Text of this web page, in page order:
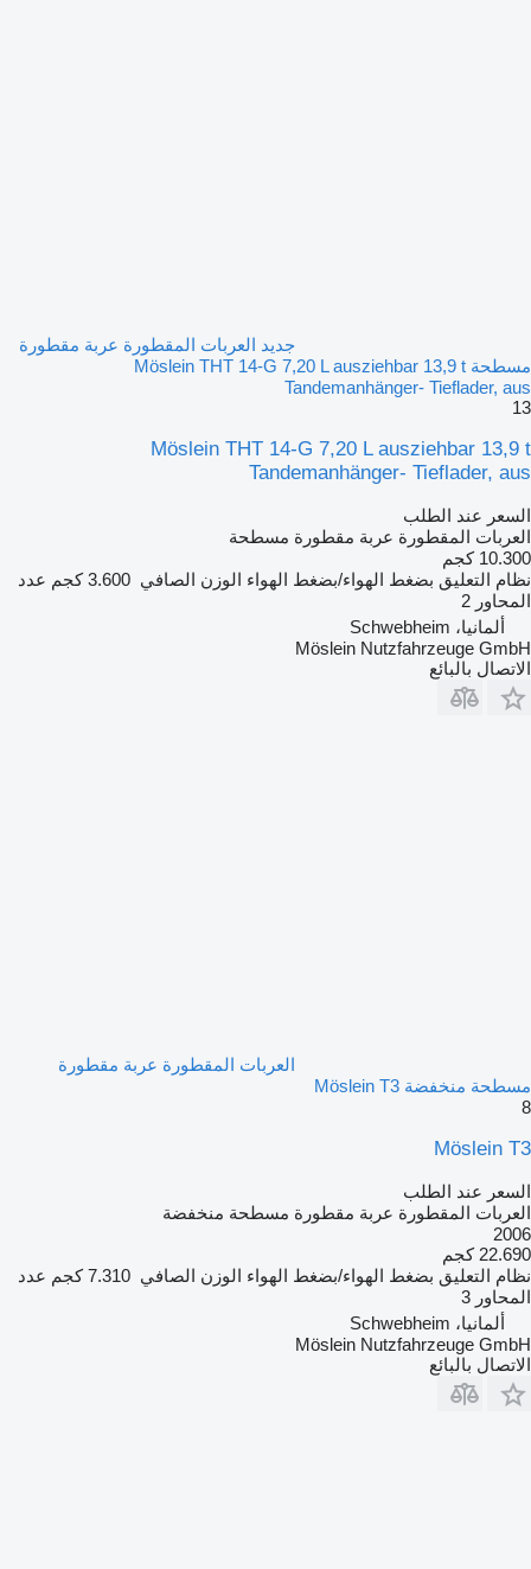
جديد العربات المقطورة عربة مقطورة
مسطحة Möslein THT 14-G 7,20 L ausziehbar 13,9 t
Tandemanhänger- Tieflader, aus
13
Möslein THT 14-G 7,20 L ausziehbar 13,9 t
Tandemanhänger- Tieflader, aus
السعر عند الطلب
العربات المقطورة عربة مقطورة مسطحة
10.300 كجم
نظام التعليق بضغط الهواء/بضغط الهواء الوزن الصافي 3.600 كجم
عدد
المحاور 2
ألمانيا، Schwebheim
Möslein Nutzfahrzeuge GmbH
الاتصال بالبائع
العربات المقطورة عربة مقطورة
مسطحة منخفضة Möslein T3
8
Möslein T3
السعر عند الطلب
العربات المقطورة عربة مقطورة مسطحة منخفضة
2006
22.690 كجم
نظام التعليق بضغط الهواء/بضغط الهواء الوزن الصافي 7.310 كجم
عدد
المحاور 3
ألمانيا، Schwebheim
Möslein Nutzfahrzeuge GmbH
الاتصال بالبائع